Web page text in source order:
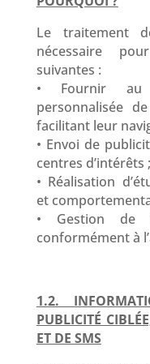
Le traitement
nécessaire
suivantes :
• Fournir au
personnalisée
facilitant leur
• Envoi de
centres d’intérêts ;
• Réalisation
et
• Gestion de
conformément à
1.2.
PUBLICITÉ
ET DE SMS